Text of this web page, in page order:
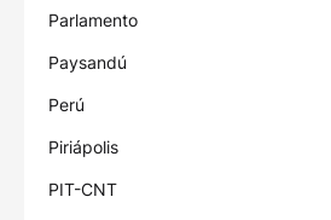
Parlamento
Paysandú
Perú
Piriápolis
PIT-CNT